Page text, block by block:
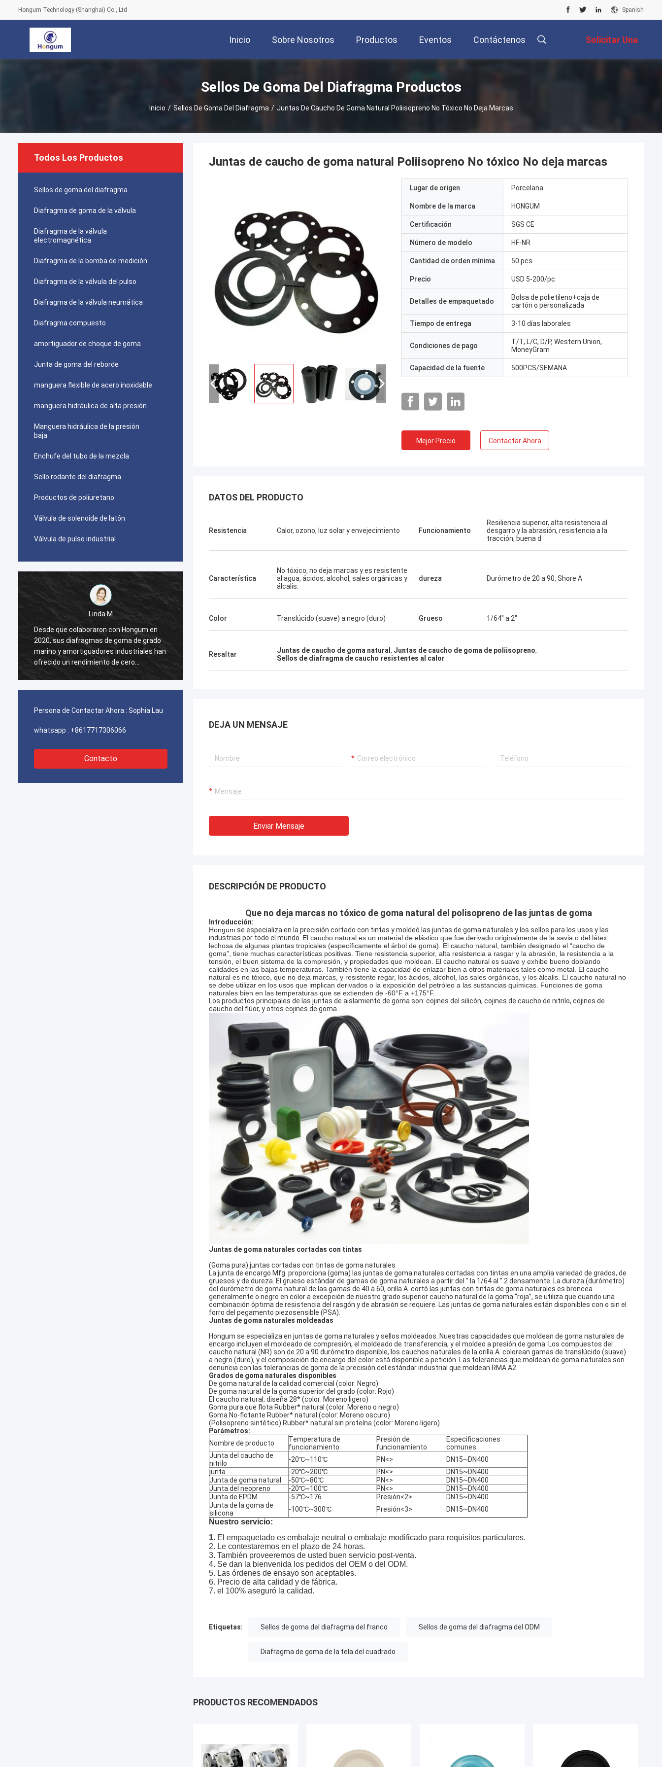
Hongum Technology (Shanghai) Co., Ltd Spanish
Inicio Sobre Nosotros Productos Eventos Contáctenos Solicitar Una
Cotización
Sellos De Goma Del Diafragma Productos
Inicio / Sellos De Goma Del Diafragma / Juntas De Caucho De Goma Natural Poliisopreno No Tóxico No Deja Marcas
Todos Los Productos
Sellos de goma del diafragma
Diafragma de goma de la válvula
Diafragma de la válvula
electromagnética
Diafragma de la bomba de medición
Diafragma de la válvula del pulso
Diafragma de la válvula neumática
Diafragma compuesto
amortiguador de choque de goma
Junta de goma del reborde
manguera flexible de acero inoxidable
manguera hidráulica de alta presión
Manguera hidráulica de la presión
baja
Enchufe del tubo de la mezcla
Sello rodante del diafragma
Productos de poliuretano
Válvula de solenoide de latón
Válvula de pulso industrial
Linda.M
Desde que colaboraron con Hongum en
2020, sus diafragmas de goma de grado
marino y amortiguadores industriales han
ofrecido un rendimiento de cero
fallas,garantizar el funcionamiento
Linda.M
Desde que colaboraron con Hongum en
marino y amortiguadores industriales han
ofrecido un rendimiento de cero
fallas,garantizar el funcionamiento
Persona de Contactar Ahora : Sophia Lau
whatsapp : +8617717306066
Contacto
Juntas de caucho de goma natural Poliisopreno No tóxico No deja marcas
Lugar de origen Porcelana
Nombre de la marca HONGUM
Certificación SGS CE
Número de modelo HF-NR
Cantidad de orden mínima 50 pcs
Precio USD 5-200/pc
Detalles de empaquetado
Bolsa de polietileno+caja de
cartón o personalizada
Tiempo de entrega 3-10 días laborales
Condiciones de pago
T/T, L/C, D/P, Western Union,
MoneyGram
Capacidad de la fuente 500PCS/SEMANA
Mejor Precio Contactar Ahora
DATOS DEL PRODUCTO
Resistencia Calor, ozono, luz solar y envejecimiento Funcionamiento
Resiliencia superior, alta resistencia al
desgarro y la abrasión, resistencia a la
tracción, buena d
Característica
No tóxico, no deja marcas y es resistente
al agua, ácidos, alcohol, sales orgánicas y
álcalis.
dureza Durómetro de 20 a 90, Shore A
Color Translúcido (suave) a negro (duro) Grueso 1/64″ a 2″
Resaltar Juntas de caucho de goma natural , Juntas de caucho de goma de poliisopreno,
Sellos de diafragma de caucho resistentes al calor
DEJA UN MENSAJE
Enviar Mensaje
DESCRIPCIÓN DE PRODUCTO
Que no deja marcas no tóxico de goma natural del polisopreno de las juntas de goma
Introducción:
Hongum se especializa en la precisión cortado con tintas y moldeó las juntas de goma naturales y los sellos para los usos y las
industrias por todo el mundo. El caucho natural es un material de elástico que fue derivado originalmente de la savia o del látex
lechosa de algunas plantas tropicales (específicamente el árbol de goma). El caucho natural, también designado el “caucho de
goma”, tiene muchas características positivas. Tiene resistencia superior, alta resistencia a rasgar y la abrasión, la resistencia a la
tensión, el buen sistema de la compresión, y propiedades que moldean. El caucho natural es suave y exhibe bueno doblando
calidades en las bajas temperaturas. También tiene la capacidad de enlazar bien a otros materiales tales como metal. El caucho
natural es no tóxico, que no deja marcas, y resistente regar, los ácidos, alcohol, las sales orgánicas, y los álcalis. El caucho natural no
se debe utilizar en los usos que implican derivados o la exposición del petróleo a las sustancias químicas. Funciones de goma
naturales bien en las temperaturas que se extienden de -60°F a +175°F.
Los productos principales de las juntas de aislamiento de goma son: cojines del silicón, cojines de caucho de nitrilo, cojines de
caucho del flúor, y otros cojines de goma.
Juntas de goma naturales cortadas con tintas
(Goma pura) juntas cortadas con tintas de goma naturales
La junta de encargo Mfg. proporciona (goma) las juntas de goma naturales cortadas con tintas en una amplia variedad de grados, de
gruesos y de dureza. El grueso estándar de gamas de goma naturales a partir del ″ la 1/64 al ″ 2 densamente. La dureza (durómetro)
del durómetro de goma natural de las gamas de 40 a 60, orilla A. cortó las juntas con tintas de goma naturales es broncea
generalmente o negro en color a excepción de nuestro grado superior caucho natural de la goma “roja”, se utiliza que cuando una
combinación óptima de resistencia del rasgón y de abrasión se requiere. Las juntas de goma naturales están disponibles con o sin el
forro del pegamento piezosensible (PSA).
Juntas de goma naturales moldeadas
Hongum se especializa en juntas de goma naturales y sellos moldeados. Nuestras capacidades que moldean de goma naturales de
encargo incluyen el moldeado de compresión, el moldeado de transferencia, y el moldeo a presión de goma. Los compuestos del
caucho natural (NR) son de 20 a 90 durómetro disponible, los cauchos naturales de la orilla A. colorean gamas de translúcido (suave)
a negro (duro), y el composición de encargo del color está disponible a petición. Las tolerancias que moldean de goma naturales son
denuncia con las tolerancias de goma de la precisión del estándar industrial que moldean RMA A2.
Grados de goma naturales disponibles
De goma natural de la calidad comercial (color: Negro)
De goma natural de la goma superior del grado (color: Rojo)
El caucho natural, diseña 28* (color: Moreno ligero)
Goma pura que flota Rubber* natural (color: Moreno o negro)
Goma No-flotante Rubber* natural (color: Moreno oscuro)
(Polisopreno sintético) Rubber* natural sin proteína (color: Moreno ligero)
Parámetros:
Nombre de producto
Temperatura de
funcionamiento
Presión de
funcionamiento
Especificaciones
comunes
Junta del caucho de
nitrilo
-20℃~110℃ PN<>
DN15~DN400
junta
-20℃~200℃ PN<>
DN15~DN400
Junta de goma natural
-50℃~80℃ PN<>
DN15~DN400
Junta del neopreno
-20℃~100℃ PN<>
DN15~DN400
Junta de EPDM
-57℃~176 Presión<2>
DN15~DN400
Junta de la goma de
silicona
-100℃~300℃ Presión<3> DN15~DN400
Nuestro servicio:
1. El empaquetado es embalaje neutral o embalaje modificado para requisitos particulares.
2. Le contestaremos en el plazo de 24 horas.
3. También proveeremos de usted buen servicio post-venta.
4. Se dan la bienvenida los pedidos del OEM o del ODM.
5. Las órdenes de ensayo son aceptables.
6. Precio de alta calidad y de fábrica.
7. el 100% aseguró la calidad.
Etiquetas: Sellos de goma del diafragma del franco Sellos de goma del diafragma del ODM
Diafragma de goma de la tela del cuadrado
PRODUCTOS RECOMENDADOS